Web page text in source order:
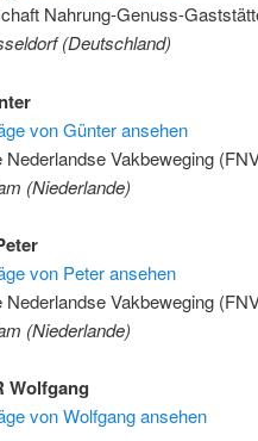
Nahrung-Genuss-
(Deutschland)
von Günter ansehen
Nederlandse Vakbeweging
(Niederlande)
von Peter ansehen
Nederlandse Vakbeweging
(Niederlande)
Wolfgang
von Wolfgang ansehen